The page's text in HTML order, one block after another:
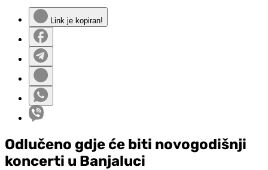
Link je kopiran!
Odlučeno gdje će biti novogodišnji
koncerti u Banjaluci